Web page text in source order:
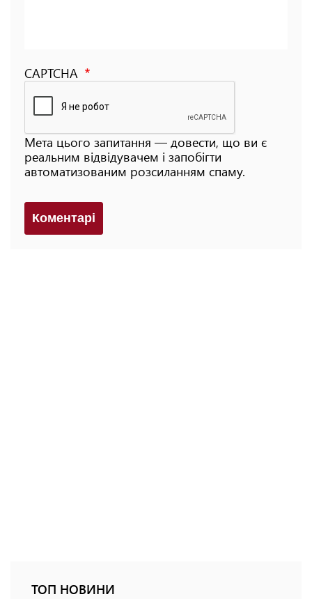
CAPTCHA
Мета цього запитання — довести, що ви є
реальним відвідувачем і запобігти
автоматизованим розсиланням спаму.
Коментарi
ТОП НОВИНИ